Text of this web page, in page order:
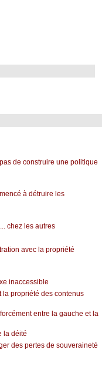
de construire une politique
à détruire les
chez les autres
avec la propriété
inaccessible
la propriété des contenus
entre la gauche et la
la déité
des pertes de souveraineté